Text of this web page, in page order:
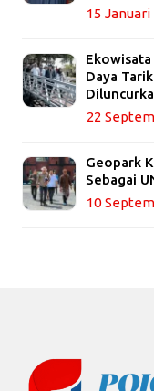
15 Januari
Daya
22
Geopark
Sebagai
10